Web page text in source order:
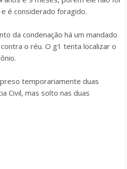
é considerado foragido.
da condenação há um mandado
o réu. O g1 tenta localizar o
temporariamente duas
Civil, mas solto nas duas